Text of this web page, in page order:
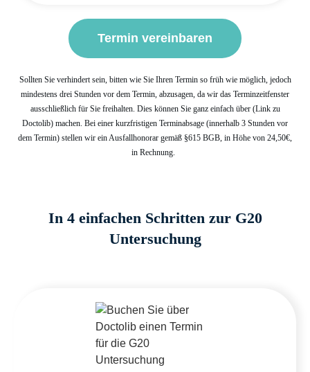
Termin vereinbaren
Sollten Sie verhindert sein, bitten wie Sie Ihren Termin so früh wie möglich, jedoch
mindestens drei Stunden vor dem Termin, abzusagen, da wir das Terminzeitfenster
ausschließlich für Sie freihalten. Dies können Sie ganz einfach über (Link zu
Doctolib) machen. Bei einer kurzfristigen Terminabsage (innerhalb 3 Stunden vor
dem Termin) stellen wir ein Ausfallhonorar gemäß §615 BGB, in Höhe von 24,50€,
in Rechnung.
In 4 einfachen Schritten zur G20
Untersuchung